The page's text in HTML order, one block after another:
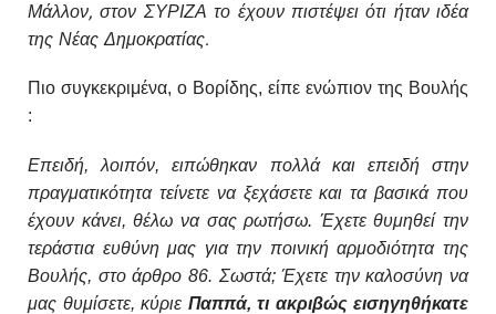
Μάλλον, στον ΣΥΡΙΖΑ το έχουν πιστέψει ότι ήταν ιδέα
της Νέας Δημοκρατίας.
Πιο συγκεκριμένα, ο Βορίδης, είπε ενώπιον της Βουλής
:
Επειδή, λοιπόν, ειπώθηκαν πολλά και επειδή στην
πραγματικότητα τείνετε να ξεχάσετε και τα βασικά που
έχουν κάνει, θέλω να σας ρωτήσω. Έχετε θυμηθεί την
τεράστια ευθύνη μας για την ποινική αρμοδιότητα της
Βουλής, στο άρθρο 86. Σωστά; Έχετε την καλοσύνη να
μας θυμίσετε, κύριε Παππά, τι ακριβώς εισηγηθήκατε